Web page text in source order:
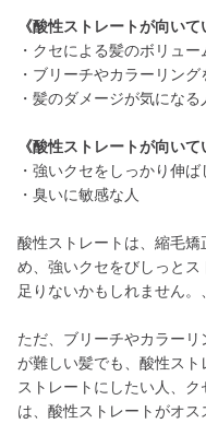
《酸性ストレートが向いて
・クセによる髪のボリュ
・ブリーチやカラーリング
・髪のダメージが気になる
《酸性ストレートが向いて
・強いクセをしっかり伸ば
・臭いに敏感な人
酸性ストレートは、縮毛
め、強いクセをびしっと
足りないかもしれません。
ただ、ブリーチやカラー
が難しい髪でも、酸性ス
ストレートにしたい人、
は、酸性ストレートがオス